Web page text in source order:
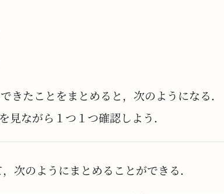
きたことをまとめると，次のようになる．
見ながら１つ１つ確認しよう．
次のようにまとめることができる．